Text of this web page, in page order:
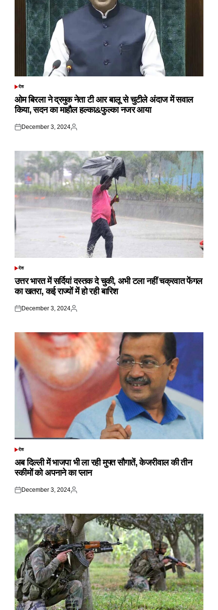
POSTED
देश
ओम बिरला ने द्रमुक नेता टी आर बालू से चुटीले अंदाज में सवाल
किया, सदन का माहौल हल्का&फुल्का नजर आया
Posted
December 3, 2024
Posted
POSTED
देश
उत्तर भारत में सर्दियां दस्तक दे चुकी, अभी टला नहीं चक्रवात फेंगल
का खतरा, कई राज्यों में हो रही बारिश
Posted
December 3, 2024
Posted
POSTED
देश
अब दिल्ली में भाजपा भी ला रही मुफ्त सौगातें, केजरीवाल की तीन
स्कीमों को अपनाने का प्लान
Posted
December 3, 2024
Posted